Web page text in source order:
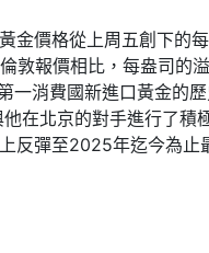
金價格從上周五創下的
敦報價相比，每盎司的
一消費國新進口黃金的
在北京的對手進行了積
反彈至2025年迄今為止